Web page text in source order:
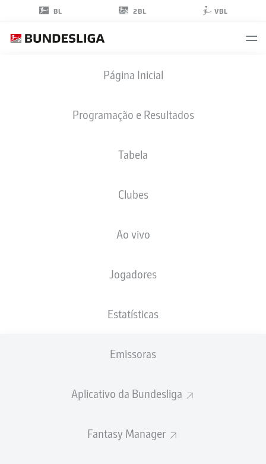
BL 2BL VBL
Página Inicial
Programação e Resultados
Tabela
Clubes
Ao vivo
Jogadores
Estatísticas
Emissoras
Aplicativo da Bundesliga
Fantasy Manager